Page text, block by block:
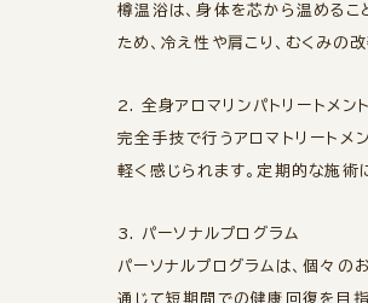
樽温浴は、身体を芯から温めるこ
ため、冷え性や肩こり、むくみの
2. 全身アロマリンパトリートメント
完全手技で行うアロマトリートメ
軽く感じられます。定期的な施術
3. パーソナルプログラム
パーソナルプログラムは、個々の
通じて短期間での健康回復を目指